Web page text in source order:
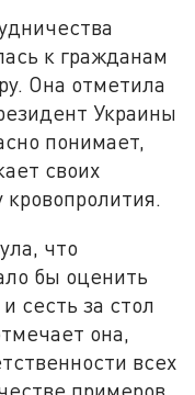
к гражданам
Она отметила
Украины
понимает,
своих
что
бы оценить
сесть за стол
она,
всех